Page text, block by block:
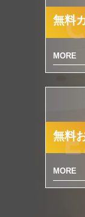
無料
MORE
無料
MORE